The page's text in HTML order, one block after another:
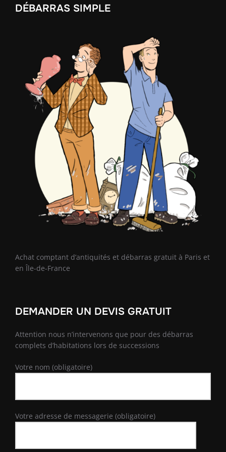
DÉBARRAS SIMPLE
Achat comptant d’antiquités et débarras gratuit à Paris et
en Île-de-France
DEMANDER UN DEVIS GRATUIT
Attention nous n’intervenons que pour des débarras
complets d’habitations lors de successions
Votre nom (obligatoire)
Votre adresse de messagerie (obligatoire)